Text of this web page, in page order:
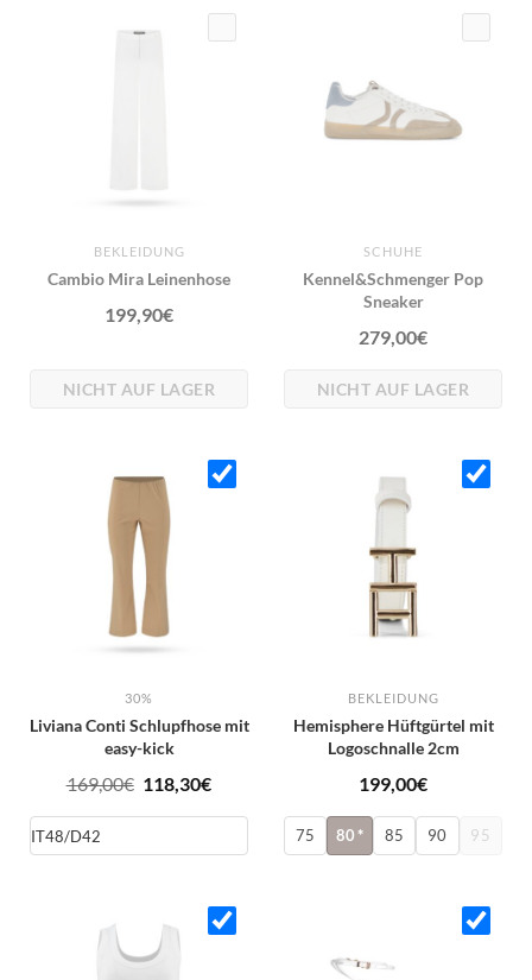
BEKLEIDUNG
Cambio Mira Leinenhose
199,90€
NICHT AUF LAGER
SCHUHE
Kennel&Schmenger Pop
Sneaker
279,00€
NICHT AUF LAGER
30%
Liviana Conti Schlupfhose mit
easy-kick
169,00€ Ursprünglicher
Preis
118,30€Aktueller
Preis
BEKLEIDUNG
Hemisphere Hüftgürtel mit
Logoschnalle 2cm
199,00€
75 80 * 85 90 95